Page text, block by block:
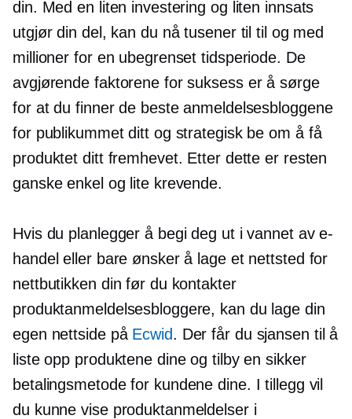
din. Med en liten investering og liten innsats
utgjør din del, kan du nå tusener til til og med
millioner for en ubegrenset tidsperiode. De
avgjørende faktorene for suksess er å sørge
for at du finner de beste anmeldelsesbloggene
for publikummet ditt og strategisk be om å få
produktet ditt fremhevet. Etter dette er resten
ganske enkel og lite krevende.
Hvis du planlegger å begi deg ut i vannet av e-
handel eller bare ønsker å lage et nettsted for
nettbutikken din før du kontakter
produktanmeldelsesbloggere, kan du lage din
egen nettside på Ecwid. Der får du sjansen til å
liste opp produktene dine og tilby en sikker
betalingsmetode for kundene dine. I tillegg vil
du kunne vise produktanmeldelser i